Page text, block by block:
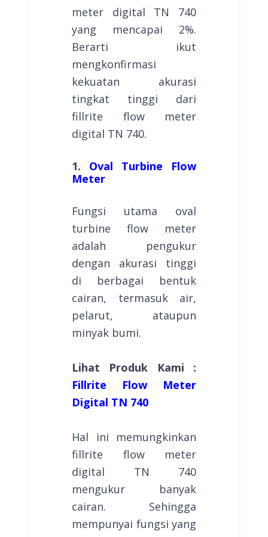
meter digital TN 740
yang mencapai 2%.
Berarti ikut
mengkonfirmasi
kekuatan akurasi
tingkat tinggi dari
fillrite flow meter
digital TN 740.
1. Oval Turbine Flow
Meter
Fungsi utama oval
turbine flow meter
adalah pengukur
dengan akurasi tinggi
di berbagai bentuk
cairan, termasuk air,
pelarut, ataupun
minyak bumi.
Lihat Produk Kami :
Fillrite Flow Meter
Digital TN 740
Hal ini memungkinkan
fillrite flow meter
digital TN 740
mengukur banyak
cairan. Sehingga
mempunyai fungsi yang